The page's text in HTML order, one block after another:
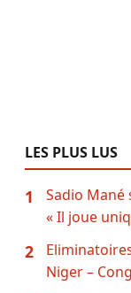
LES PLUS LUS
1
Sadio Mané
« Il joue
2
Niger –